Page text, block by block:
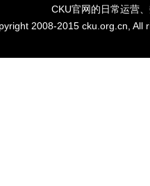
CKU官网的日常运营
2008-2015 cku.org.cn,